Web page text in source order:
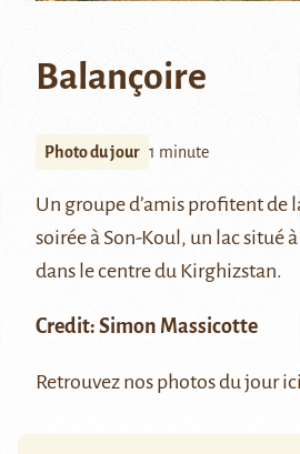
Balançoire
Photo du jour 1 minute
Un groupe d’amis profitent de
soirée à Son-Koul, un lac situé
dans le centre du Kirghizstan.
Credit: Simon Massicotte
Retrouvez nos photos du jourici